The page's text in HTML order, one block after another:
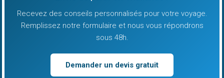
Recevez des conseils personnalisés pour votre voyage.
Remplissez notre formulaire et nous vous répondrons
sous 48h.
Demander un devis gratuit